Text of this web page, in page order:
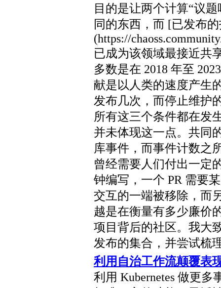
目的是让两个计算“议
同的东西，而 [已发布
(https://
已成为该领域最接近共
多数是在 2018 年至
献是以人类的速度产生
发布几次，而停止维护
所有这三个条件都在发
并未体现这一点。共同
库事件，而事件计数之
曾经需要人们付出一定
钟编写，一个 PR 需要
交互的一端被移除，而
越是在衡量有多少廉价
项目背后的社区。我大
发布的集合，并尝试梳
利用自治工作流颠覆表
利用 Kubernetes 做更多